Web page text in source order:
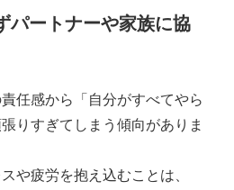
パートナーや家族に協
任感から「自分がすべてやら
りすぎてしまう傾向がありま
や疲労を抱え込むことは、